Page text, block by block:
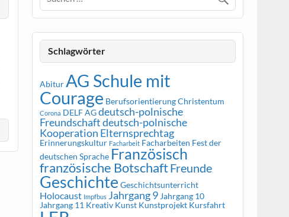
Schlagwörter
AbiturAG Schule mit
Courage BerufsorientierungChristentum
Corona DELF AGdeutsch-polnische
Freundschaftdeutsch-polnische
Kooperation Elternsprechtag
Erinnerungskultur Facharbeit Facharbeiten Fest der
deutschen Sprache Französisch
französische BotschaftFreunde
Geschichte Geschichtsunterricht
Holocaust Impfbus Jahrgang 9 Jahrgang 10
Jahrgang 11 Kreativ Kunst Kunstprojekt Kursfahrt